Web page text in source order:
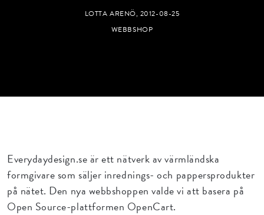
LOTTA ARENÖ, 2012-08-25
WEBBSHOP
Everydaydesign.se är ett nätverk av värmländska
formgivare som säljer inrednings- och pappersprodukter
på nätet. Den nya webbshoppen valde vi att basera på
Open Source-plattformen OpenCart.